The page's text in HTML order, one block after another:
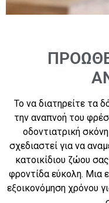
Το να διατηρείτε τα
την αναπνοή του
οδοντιατρική
σχεδιαστεί για να
κατοικίδιου ζώου
φροντίδα εύκολη. Μια
εξοικονόμηση χρόνου